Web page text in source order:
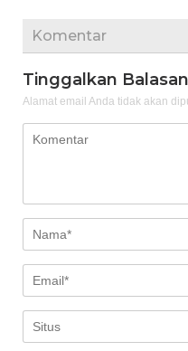
Komentar
Tinggalkan Balasan
Alamat email Anda tidak akan